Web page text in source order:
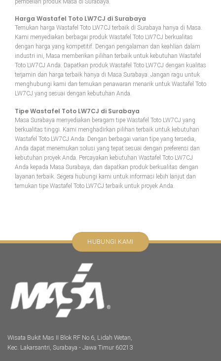
Harga Wastafel Toto LW7CJ di Surabaya
Temukan harga Wastafel Toto LW7CJ terbaik di Surabaya hanya di Masa.
Kami menyediakan berbagai produk Wastafel Toto LW7CJ berkualitas
dengan harga yang kompetitif. Dengan pengalaman dan keahlian dalam
industri ini, Masa memberikan pilihan terbaik untuk kebutuhan Wastafel
Toto LW7CJ Anda. Dapatkan produk Wastafel Toto LW7CJ dengan kualitas
terjamin dan harga terbaik hanya di Masa Surabaya. Jangan ragu untuk
menghubungi kami dan temukan penawaran menarik untuk Wastafel Toto
LW7CJ yang sesuai dengan kebutuhan Anda.
Tipe Wastafel Toto LW7CJ di Surabaya
Masa Surabaya menyediakan beragam tipe Wastafel Toto LW7CJ yang
berkualitas tinggi. Kami menghadirkan pilihan terbaik untuk kebutuhan
Wastafel Toto LW7CJ Anda. Dengan berbagai varian tipe yang tersedia,
Anda dapat menemukan solusi yang tepat sesuai dengan preferensi dan
kebutuhan proyek Anda. Percayakan kebutuhan Wastafel Toto LW7CJ
Anda kepada Masa Surabaya, dan dapatkan produk berkualitas dengan
layanan terbaik. Segera hubungi kami untuk informasi lebih lanjut dan
temukan tipe Wastafel Toto LW7CJ terbaik untuk proyek Anda.
Wisata Bukit Mas II Blok RF No.6, Lidah Wetan,
Kec. Lakarsantri, Surabaya - Jawa Timur 60213
HUBUNGI KAMI